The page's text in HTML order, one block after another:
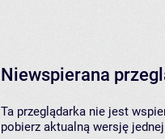
Niewspierana
Ta przeglądarka nie jest
pobierz aktualną wersję